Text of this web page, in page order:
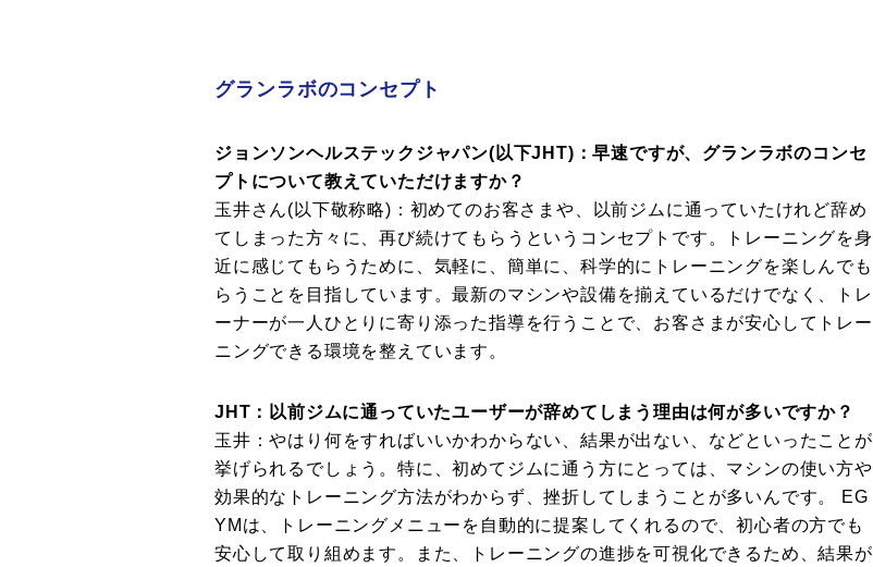
グランラボのコンセプト
ジョンソンヘルステックジャパン(以下JHT)：早速ですが、グランラボのコンセ
プトについて教えていただけますか？
玉井さん(以下敬称略)：初めてのお客さまや、以前ジムに通っていたけれど辞め
てしまった方々に、再び続けてもらうというコンセプトです。トレーニングを身
近に感じてもらうために、気軽に、簡単に、科学的にトレーニングを楽しんでも
らうことを目指しています。最新のマシンや設備を揃えているだけでなく、トレ
ーナーが一人ひとりに寄り添った指導を行うことで、お客さまが安心してトレー
ニングできる環境を整えています。
JHT：以前ジムに通っていたユーザーが辞めてしまう理由は何が多いですか？
玉井：やはり何をすればいいかわからない、結果が出ない、などといったことが
挙げられるでしょう。特に、初めてジムに通う方にとっては、マシンの使い方や
効果的なトレーニング方法がわからず、挫折してしまうことが多いんです。 EG
YMは、トレーニングメニューを自動的に提案してくれるので、初心者の方でも
安心して取り組めます。また、トレーニングの進捗を可視化できるため、結果が